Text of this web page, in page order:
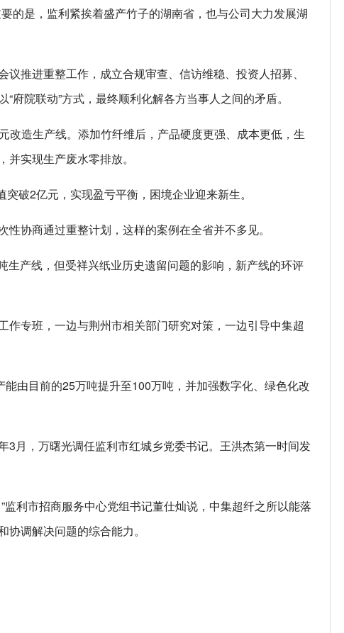
的是，监利紧挨着盛产竹子的湖南省，也与公司大力发展湖
推进重整工作，成立合规审查、信访维稳、投资人招募、
院联动”方式，最终顺利化解各方当事人之间的矛盾。
造生产线。添加竹纤维后，产品硬度更强、成本更低，生
实现生产废水零排放。
破2亿元，实现盈亏平衡，困境企业迎来新生。
协商通过重整计划，这样的案例在全省并不多见。
产线，但受祥兴纸业历史遗留问题的影响，新产线的环评
专班，一边与荆州市相关部门研究对策，一边引导中集超
由目前的25万吨提升至100万吨，并加强数字化、绿色化改
月，万曙光调任监利市红城乡党委书记。王洪杰第一时间发
利市招商服务中心党组书记董仕灿说，中集超纤之所以能落
调解决问题的综合能力。